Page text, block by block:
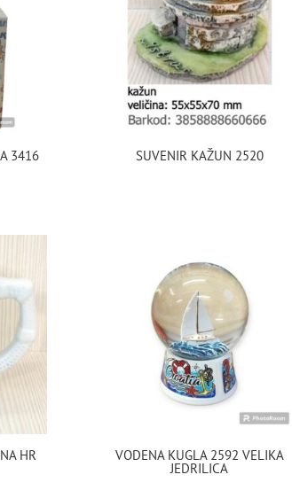
3416 SUVENIR KAŽUN 2520
HR VODENA KUGLA 2592 VELIKA
JEDRILICA